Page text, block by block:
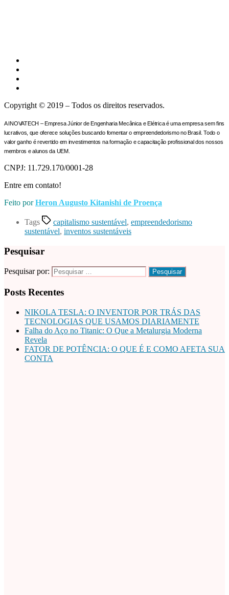
Copyright © 2019 – Todos os direitos reservados.
A INOVATECH – Empresa Júnior de Engenharia Mecânica e Elétrica é uma empresa sem fins
lucrativos, que oferece soluções buscando fomentar o empreendedorismo no Brasil. Todo o
valor ganho é revertido em investimentos na formação e capacitação profissional dos nossos
membros e alunos da UEM.
CNPJ: 11.729.170/0001-28
Entre em contato!
Feito porHeron Augusto Kitanishi de Proença
Tags capitalismo sustentável, empreendedorismo
sustentável, inventos sustentáveis
Pesquisar
Pesquisar por:
Posts Recentes
NIKOLA TESLA: O INVENTOR POR TRÁS DAS
TECNOLOGIAS QUE USAMOS DIARIAMENTE
Falha do Aço no Titanic: O Que a Metalurgia Moderna
Revela
FATOR DE POTÊNCIA: O QUE É E COMO AFETA SUA
CONTA